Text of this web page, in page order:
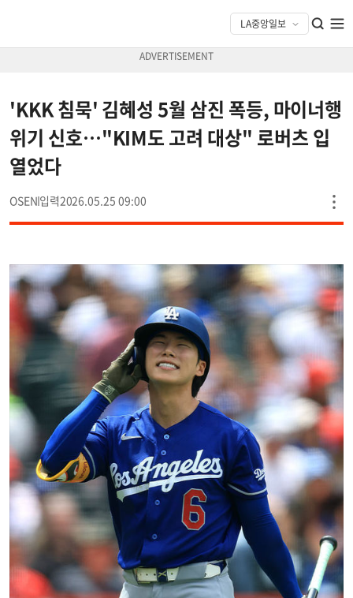
'KKK 침묵' 김혜성 5월 삼진 폭등, 마이너행
위기 신호…"KIM도 고려 대상" 로버츠 입
열었다
OSEN 2026.05.25 09:00